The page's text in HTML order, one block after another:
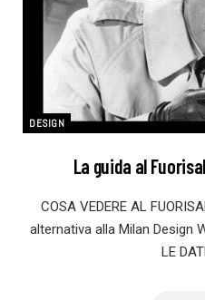
DESIGN
La guida al
COSA VEDERE AL
alternativa alla Milan Design
LE